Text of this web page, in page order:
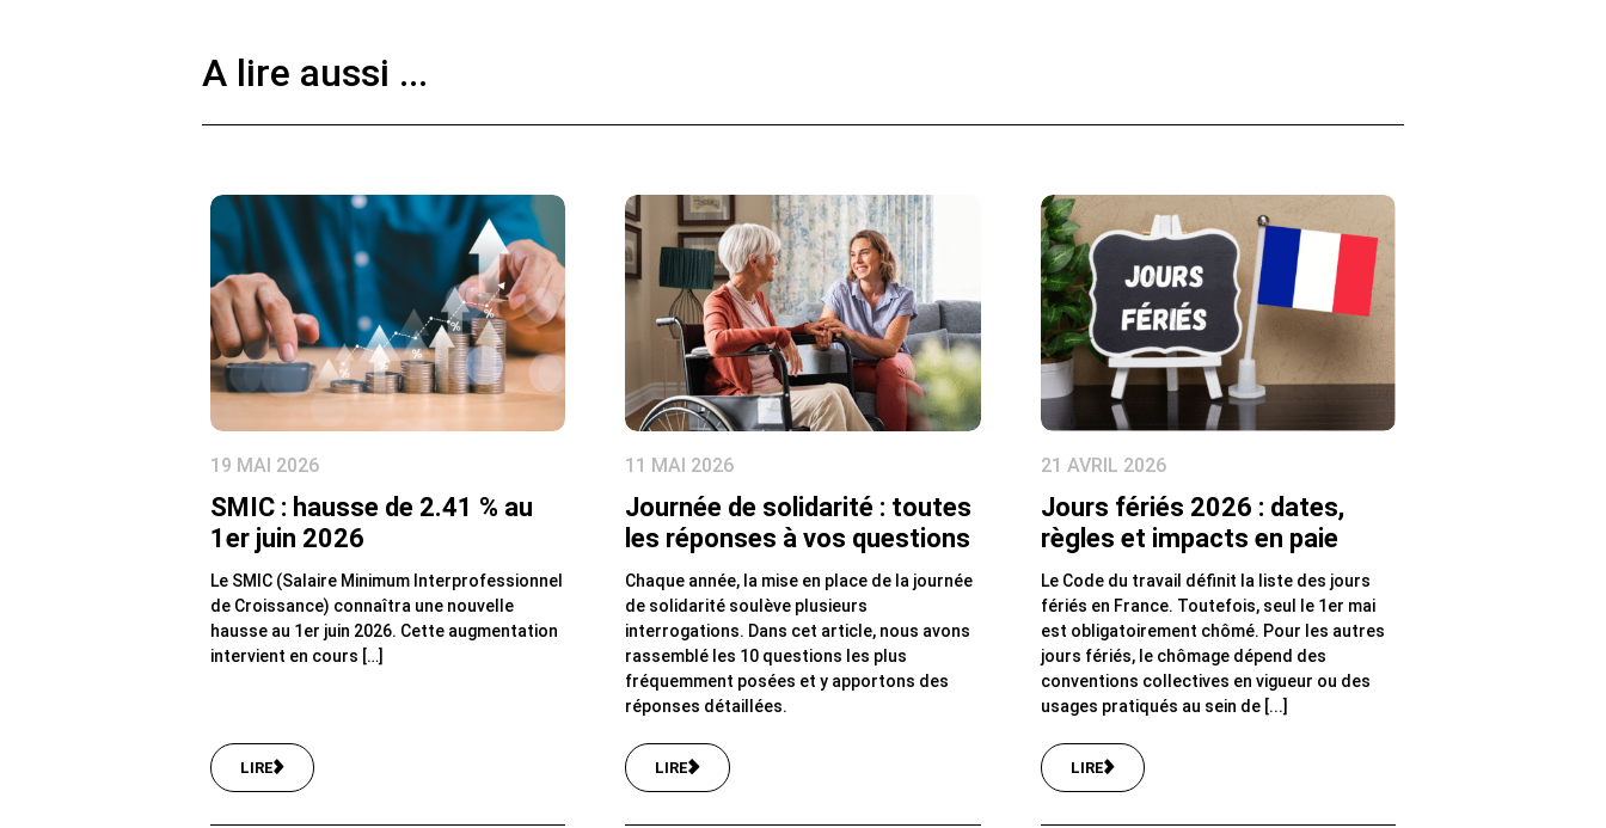
A lire aussi ...
19 MAI 2026
SMIC : hausse de 2.41 % au
1er juin 2026
Le SMIC (Salaire Minimum Interprofessionnel
de Croissance) connaîtra une nouvelle
hausse au 1er juin 2026. Cette augmentation
intervient en cours […]
LIRE
11 MAI 2026
Journée de solidarité : toutes
les réponses à vos questions
Chaque année, la mise en place de la journée
de solidarité soulève plusieurs
interrogations. Dans cet article, nous avons
rassemblé les 10 questions les plus
fréquemment posées et y apportons des
réponses détaillées.
LIRE
21 AVRIL 2026
Jours fériés 2026 : dates,
règles et impacts en paie
Le Code du travail définit la liste des jours
fériés en France. Toutefois, seul le 1er mai
est obligatoirement chômé. Pour les autres
jours fériés, le chômage dépend des
conventions collectives en vigueur ou des
usages pratiqués au sein de [...]
LIRE